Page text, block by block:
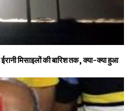
मिसाइलों की बारिश तक, क्या-क्या हुआ